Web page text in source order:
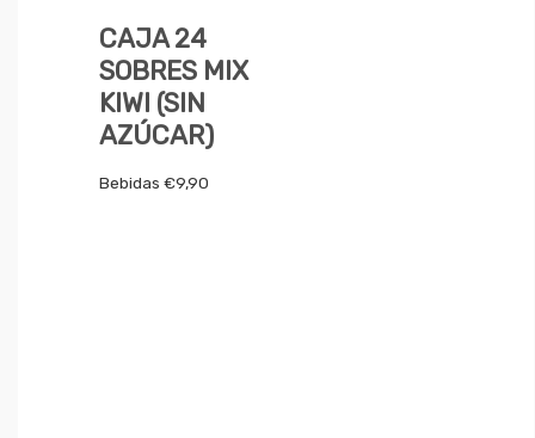
CAJA 24
SOBRES MIX
KIWI (SIN
AZÚCAR)
Bebidas €9,90